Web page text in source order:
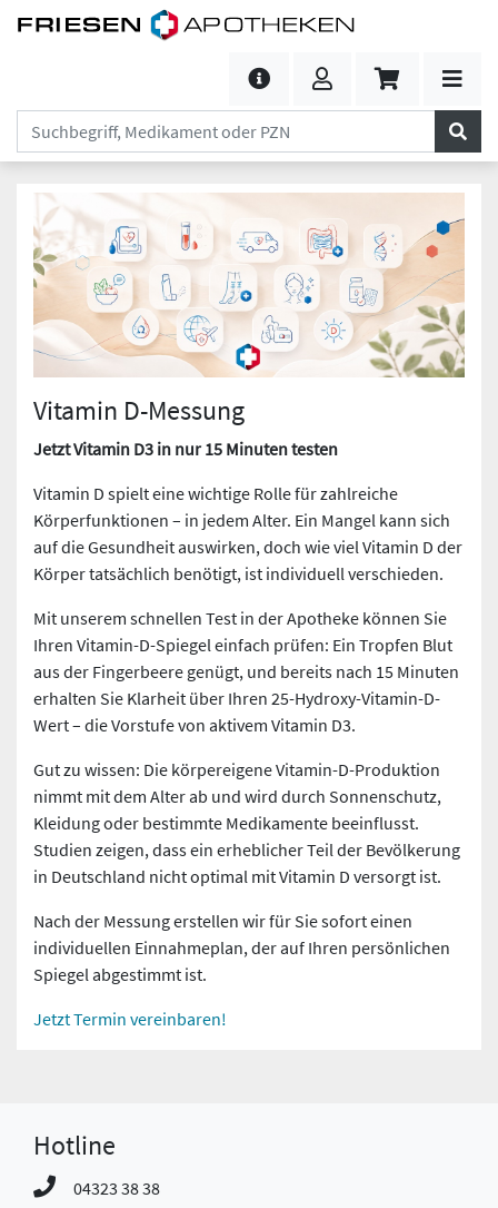
Vitamin D-Messung
Jetzt Vitamin D3 in nur 15 Minuten testen
Vitamin D spielt eine wichtige Rolle für zahlreiche
Körperfunktionen – in jedem Alter. Ein Mangel kann sich
auf die Gesundheit auswirken, doch wie viel Vitamin D der
Körper tatsächlich benötigt, ist individuell verschieden.
Mit unserem schnellen Test in der Apotheke können Sie
Ihren Vitamin-D-Spiegel einfach prüfen: Ein Tropfen Blut
aus der Fingerbeere genügt, und bereits nach 15 Minuten
erhalten Sie Klarheit über Ihren 25-Hydroxy-Vitamin-D-
Wert – die Vorstufe von aktivem Vitamin D3.
Gut zu wissen: Die körpereigene Vitamin-D-Produktion
nimmt mit dem Alter ab und wird durch Sonnenschutz,
Kleidung oder bestimmte Medikamente beeinflusst.
Studien zeigen, dass ein erheblicher Teil der Bevölkerung
in Deutschland nicht optimal mit Vitamin D versorgt ist.
Nach der Messung erstellen wir für Sie sofort einen
individuellen Einnahmeplan, der auf Ihren persönlichen
Spiegel abgestimmt ist.
Jetzt Termin vereinbaren!
Hotline
04323 38 38